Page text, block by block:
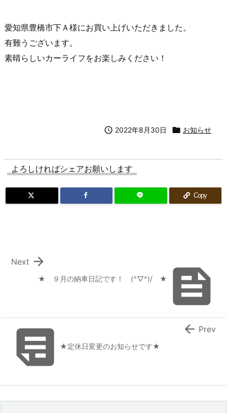
愛知県豊橋市下Ａ様にお買い上げいただきました。
有難うございます。
素晴らしいカーライフをお楽しみください！
 2022年8月30日  お知らせ
よろしければシェアお願いします
Copy

★ ９月の納車日記です！ (^▽^)/ ★

Next
★定休日変更のお知らせです★
 Prev